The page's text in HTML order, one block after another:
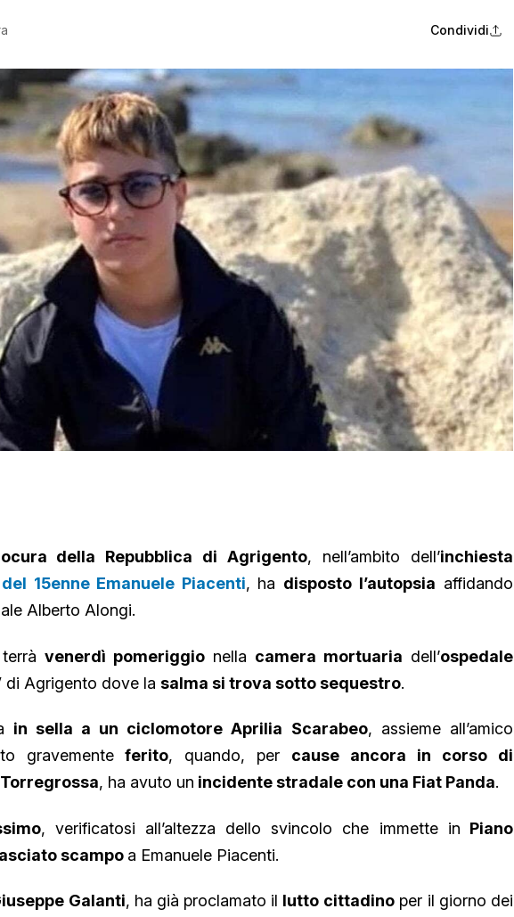
Condividi
della Repubblica di Agrigento, nell’ambito dell’inchiesta
15enne Emanuele Piacenti, ha disposto l’autopsia affidando
Alberto Alongi.
venerdì pomeriggionella camera mortuaria dell’ospedale
di Agrigento dove la salma si trova sotto sequestro.
in sella a un ciclomotore Aprilia Scarabeo, assieme all’amico
gravementeferito, quando, per cause ancora in corso di
, ha avuto un incidente stradale con una Fiat Panda.
, verificatosi all’altezza dello svincolo che immette in Piano
scampo a Emanuele Piacenti.
Galanti, ha già proclamato il lutto cittadino per il giorno dei